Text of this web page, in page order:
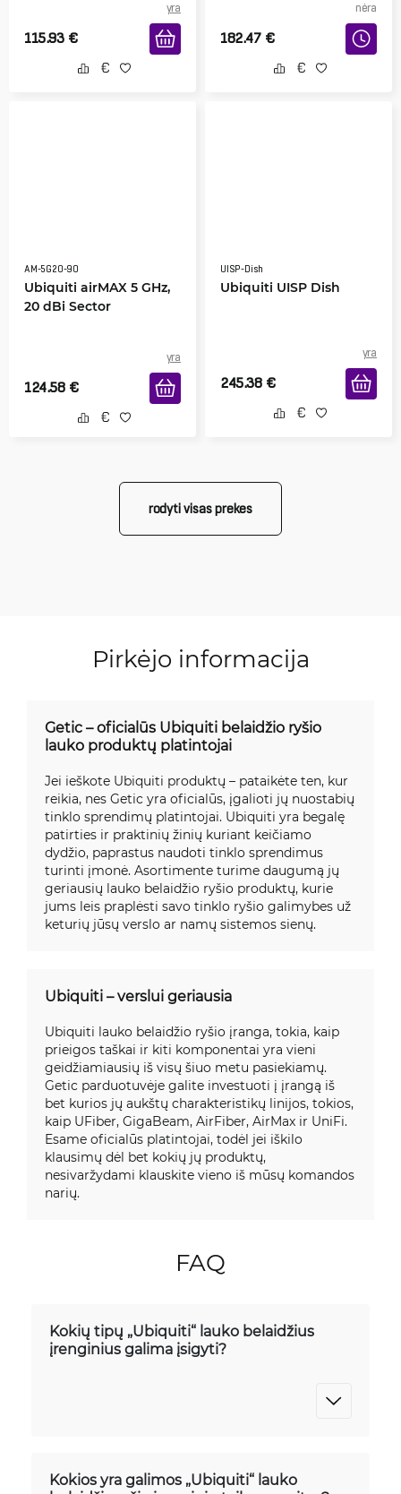
yra
115.93 €
nėra
182.47 €
AM-5G20-90
Ubiquiti airMAX 5 GHz,
20 dBi Sector
yra
124.58 €
UISP-Dish
Ubiquiti UISP Dish
yra
245.38 €
rodyti visas prekes
Pirkėjo informacija
Getic – oficialūs Ubiquiti belaidžio ryšio
lauko produktų platintojai
Jei ieškote Ubiquiti produktų – pataikėte ten, kur
reikia, nes Getic yra oficialūs, įgalioti jų nuostabių
tinklo sprendimų platintojai. Ubiquiti yra begalę
patirties ir praktinių žinių kuriant keičiamo
dydžio, paprastus naudoti tinklo sprendimus
turinti įmonė. Asortimente turime daugumą jų
geriausių lauko belaidžio ryšio produktų, kurie
jums leis praplėsti savo tinklo ryšio galimybes už
keturių jūsų verslo ar namų sistemos sienų.
Ubiquiti – verslui geriausia
Ubiquiti lauko belaidžio ryšio įranga, tokia, kaip
prieigos taškai ir kiti komponentai yra vieni
geidžiamiausių iš visų šiuo metu pasiekiamų.
Getic parduotuvėje galite investuoti į įrangą iš
bet kurios jų aukštų charakteristikų linijos, tokios,
kaip UFiber, GigaBeam, AirFiber, AirMax ir UniFi.
Esame oficialūs platintojai, todėl jei iškilo
klausimų dėl bet kokių jų produktų,
nesivaržydami klauskite vieno iš mūsų komandos
narių.
FAQ
Kokių tipų „Ubiquiti“ lauko belaidžius
įrenginius galima įsigyti?
Kokios yra galimos „Ubiquiti“ lauko